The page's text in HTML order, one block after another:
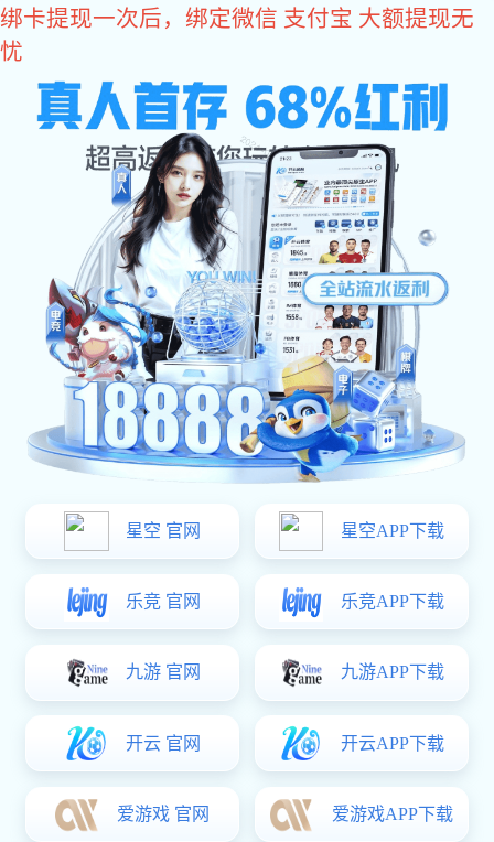
星空真人
您好，欢迎您光临星空真人商城！
星空真人
come2time.com
网站星空真人 关于星空真人
电柜
发布时间：
国外对于电柜门锁都有非常严格的标准规定，所以进口产
量相对高一些;锁体不能露尖，露尖容易伤人，尤其应注意电柜
柜门锁也存在着多种风格，一定要注意和室内门的风格保持一
其次看电柜门锁材料
市场上的电柜门锁材料基本分成不锈钢、铜、锌合金。不
质锌合金坚固耐磨，耐腐蚀性强，且容易成型，多用于中档锁。
再次看电柜门锁表面处理
表面处理大致分为电镀、喷涂和着色三种，电柜门锁通过
衡量电柜门锁质量的标准，质量好的电柜门锁，多采用电镀
现在消费者在家装过程中，最关心的是材料的选择，件中